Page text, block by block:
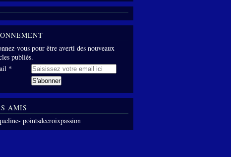
vous pour être averti des nouveaux
publiés.
AMIS
pointsdecroixpassion